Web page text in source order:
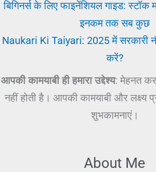
बिगिनर्स के लिए फाइनेंशियल गाइड: स्टॉक
इनकम तक सब कुछ
Naukari Ki Taiyari: 2025 में सरकारी
करें?
आपकी कामयाबी ही हमारा उद्देश्य: मेहनत
नहीं होती है। आपकी कामयाबी और लक्ष्य
शुभकामनाएं।
About Me